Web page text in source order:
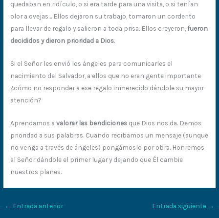
quedaban en ridículo, o si era tarde para una visita, o si tenían
olor a ovejas… Ellos dejaron su trabajo, tomaron un corderito
para llevar de regalo y salieron a toda prisa. Ellos creyeron,fueron
decididos y dieron prioridad a Dios.
Si el Señor les envió los ángeles para comunicarles el
nacimiento del Salvador, a ellos que no eran gente importante
¿cómo no responder a ese regalo inmerecido dándole su mayor
atención?
Aprendamos avalorar las bendiciones que Dios nos da. Demos
prioridad a sus palabras. Cuando recibamos un mensaje (aunque
no venga a través de ángeles) pongámoslo por obra. Honremos
al Señor dándole el primer lugar y dejando que Él cambie
nuestros planes.
← Entrada anterior Entrada siguiente →